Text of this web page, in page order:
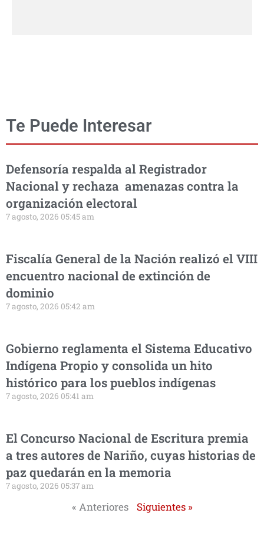
Te Puede Interesar
Defensoría respalda al Registrador
Nacional y rechaza amenazas contra la
organización electoral
7 agosto, 2026 05:45 am
Fiscalía General de la Nación realizó el VIII
encuentro nacional de extinción de
dominio
7 agosto, 2026 05:42 am
Gobierno reglamenta el Sistema Educativo
Indígena Propio y consolida un hito
histórico para los pueblos indígenas
7 agosto, 2026 05:41 am
El Concurso Nacional de Escritura premia
a tres autores de Nariño, cuyas historias de
paz quedarán en la memoria
7 agosto, 2026 05:37 am
« Anteriores Siguientes »